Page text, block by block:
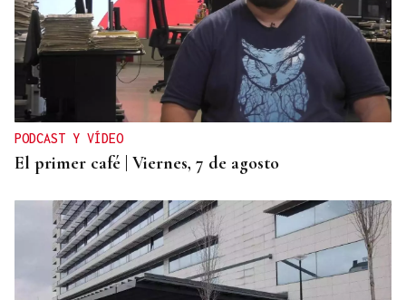
PODCAST Y VÍDEO
El primer café | Viernes, 7 de agosto